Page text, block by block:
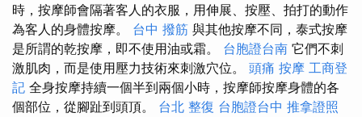
時，按摩師會隔著客人的衣服，用伸展、按壓、拍打的動作
為客人的身體按摩。 台中 撥筋 與其他按摩不同，泰式按摩
是所謂的乾按摩，即不使用油或霜。 台胞證台南 它們不刺
激肌肉，而是使用壓力技術來刺激穴位。 頭痛 按摩 工商登
記 全身按摩持續一個半到兩個小時，按摩師按摩身體的各
個部位，從腳趾到頭頂。 台北 整復 台胞證台中 推拿證照